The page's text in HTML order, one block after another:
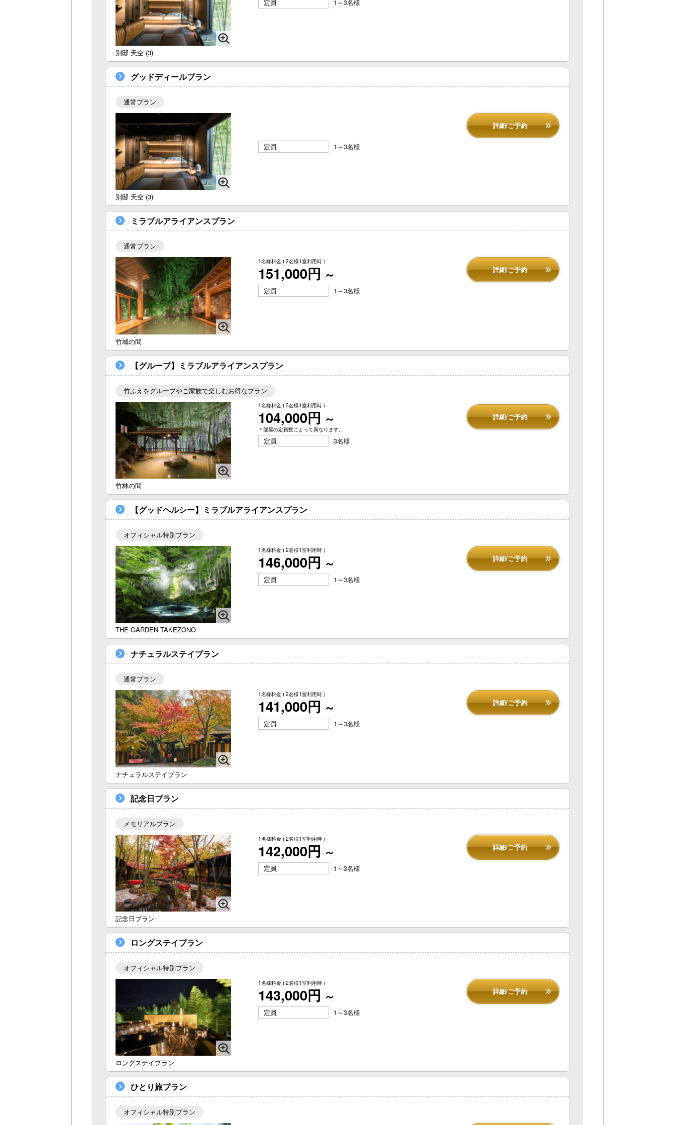
別邸 天空 (3)
定員 1～3名様
グッドディールプラン
通常プラン
別邸 天空 (3)
詳細/ご予約
定員 1～3名様
ミラブルアライアンスプラン
通常プラン
竹城の間
1名様料金 ( 2名様1室利用時 )
151,000円 ～ 詳細/ご予約
定員 1～3名様
【グループ】ミラブルアライアンスプラン
竹ふえをグループやご家族で楽しむお得なプラン
竹林の間
1名様料金 ( 3名様1室利用時 )
104,000円 ～
＊部屋の定員数によって異なります。
詳細/ご予約
定員 3名様
【グッドヘルシー】ミラブルアライアンスプラン
オフィシャル特別プラン
THE GARDEN TAKEZONO
1名様料金 ( 2名様1室利用時 )
146,000円 ～ 詳細/ご予約
定員 1～3名様
ナチュラルステイプラン
通常プラン
ナチュラルステイプラン
1名様料金 ( 2名様1室利用時 )
141,000円 ～ 詳細/ご予約
定員 1～3名様
記念日プラン
メモリアルプラン
記念日プラン
1名様料金 ( 2名様1室利用時 )
142,000円 ～ 詳細/ご予約
定員 1～3名様
ロングステイプラン
オフィシャル特別プラン
ロングステイプラン
1名様料金 ( 2名様1室利用時 )
143,000円 ～ 詳細/ご予約
定員 1～3名様
ひとり旅プラン
オフィシャル特別プラン